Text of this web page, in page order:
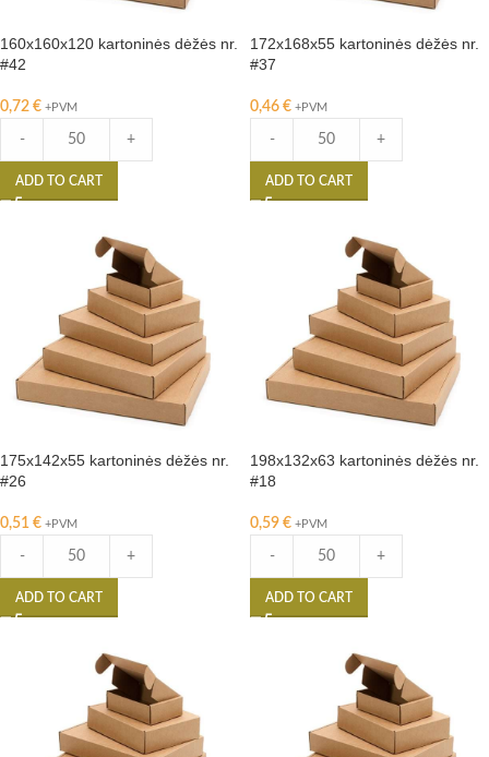
160x160x120 kartoninės dėžės nr.
#42
0,72 € +PVM
- +
ADD TO CART
172x168x55 kartoninės dėžės nr.
#37
0,46 € +PVM
- +
ADD TO CART
175x142x55 kartoninės dėžės nr.
#26
0,51 € +PVM
- +
ADD TO CART
198x132x63 kartoninės dėžės nr.
#18
0,59 € +PVM
- +
ADD TO CART